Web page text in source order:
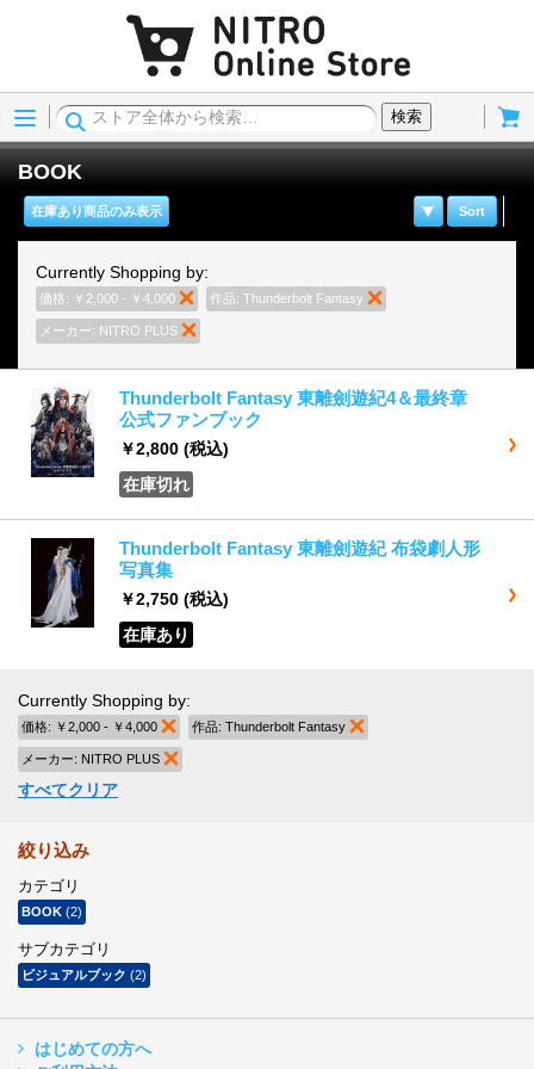
Menu
検索
BOOK
Sort
在庫あり商品のみ表示
Currently Shopping by:
価格: ￥2,000 - ￥4,000 商品の削除
作品: Thunderbolt Fantasy
メーカー: NITRO PLUS
Thunderbolt Fantasy 東離劍遊紀4＆最終章
公式ファンブック
￥2,800 (税込)
在庫切れ
Thunderbolt Fantasy 東離劍遊紀 布袋劇人形
写真集
￥2,750 (税込)
在庫あり
Currently Shopping by:
価格: ￥2,000 - ￥4,000 商品の削除
作品: Thunderbolt Fantasy
メーカー: NITRO PLUS
すべてクリア
絞り込み
カテゴリ
BOOK (2)
サブカテゴリ
ビジュアルブック (2)
はじめての方へ